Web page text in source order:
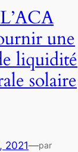
une
liquidité
solaire
2021—par